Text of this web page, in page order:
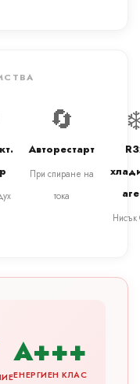
🔄
Авторестарт
При спиране на
тока
Нисък
A+++
ЕНЕРГИЕН КЛАС